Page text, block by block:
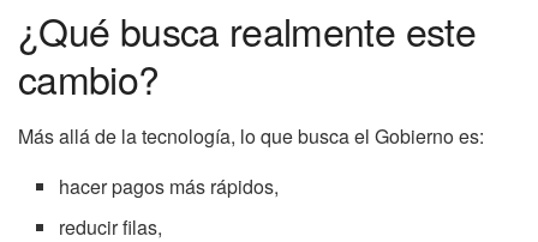
¿Qué busca realmente este
cambio?
Más allá de la tecnología, lo que busca el Gobierno es:
hacer pagos más rápidos,
reducir filas,